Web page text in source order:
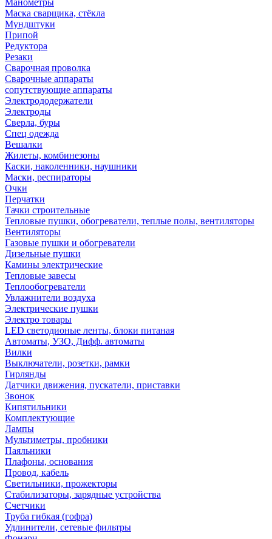
Манометры
Маска сварщика, стёкла
Мундштуки
Припой
Редуктора
Резаки
Сварочная проволка
Сварочные аппараты
сопутствующие аппараты
Электрододержатели
Электроды
Сверла, буры
Спец одежда
Вешалки
Жилеты, комбинезоны
Каски, наколенники, наушники
Маски, респираторы
Очки
Перчатки
Тачки строительные
Тепловые пушки, обогреватели, теплые полы, вентиляторы
Вентиляторы
Газовые пушки и обогреватели
Дизельные пушки
Камины электрические
Тепловые завесы
Теплообогреватели
Увлажнители воздуха
Электрические пушки
Электро товары
LED светодионые ленты, блоки питаная
Автоматы, УЗО, Дифф. автоматы
Вилки
Выключатели, розетки, рамки
Гирлянды
Датчики движения, пускатели, приставки
Звонок
Кипятильники
Комплектующие
Лампы
Мультиметры, пробники
Паяльники
Плафоны, основания
Провод, кабель
Светильники, прожекторы
Стабилизаторы, зарядные устройства
Счетчики
Труба гибкая (гофра)
Удлинители, сетевые фильтры